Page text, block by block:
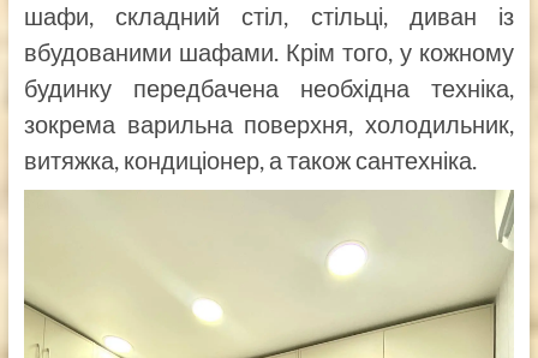
шафи, складний стіл, стільці, диван із
вбудованими шафами. Крім того, у кожному
будинку передбачена необхідна техніка,
зокрема варильна поверхня, холодильник,
витяжка, кондиціонер, а також сантехніка.